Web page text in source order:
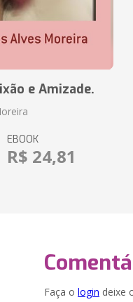
e Amizade.
EBOOK
R$ 24,81
Faça o login deixe